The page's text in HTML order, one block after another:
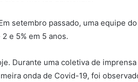
setembro passado, uma equipe
e 5% em 5 anos.
Durante uma coletiva de
onda de Covid-19, foi